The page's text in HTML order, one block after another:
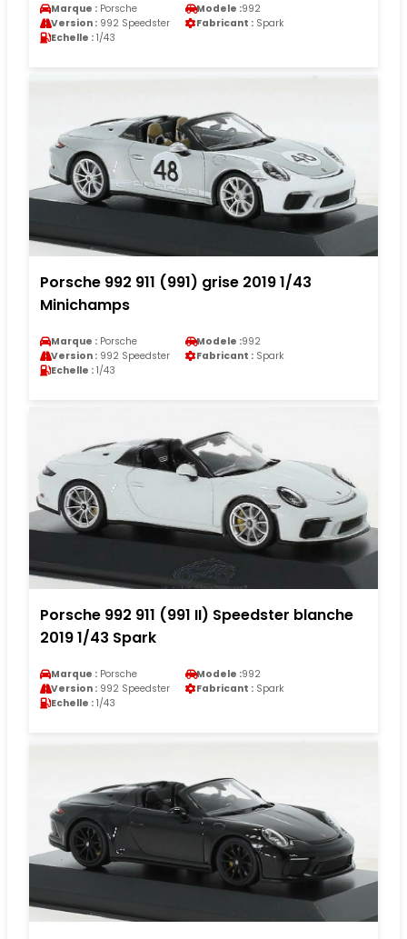
Marque : Porsche Modele :992
Version : 992 Speedster Fabricant : Spark
Echelle : 1/43
Porsche 992 911 (991) grise 2019 1/43
Minichamps
Marque : Porsche Modele :992
Version : 992 Speedster Fabricant : Spark
Echelle : 1/43
Porsche 992 911 (991 II) Speedster blanche
2019 1/43 Spark
Marque : Porsche Modele :992
Version : 992 Speedster Fabricant : Spark
Echelle : 1/43